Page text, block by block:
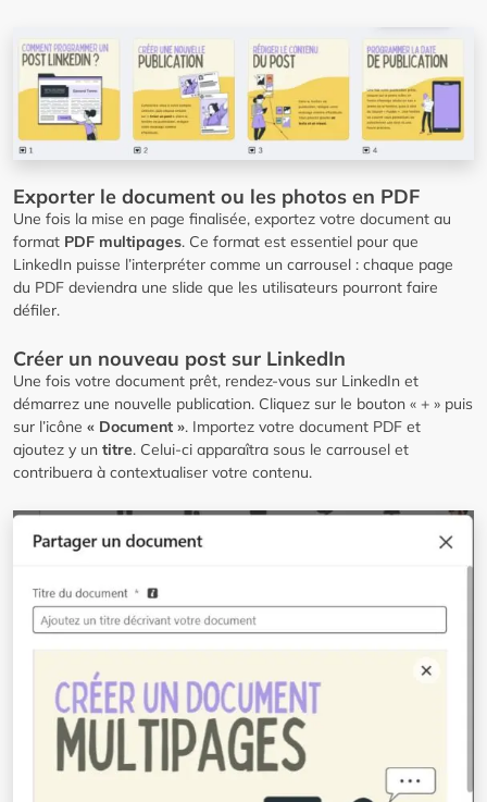
Exporter le document ou les photos en PDF
Une fois la mise en page finalisée, exportez votre document au
format PDF multipages. Ce format est essentiel pour que
LinkedIn puisse l’interpréter comme un carrousel : chaque page
du PDF deviendra une slide que les utilisateurs pourront faire
défiler.
Créer un nouveau post sur LinkedIn
Une fois votre document prêt, rendez-vous sur LinkedIn et
démarrez une nouvelle publication. Cliquez sur le bouton « + » puis
sur l’icône « Document ». Importez votre document PDF et
ajoutez y un titre. Celui-ci apparaîtra sous le carrousel et
contribuera à contextualiser votre contenu.